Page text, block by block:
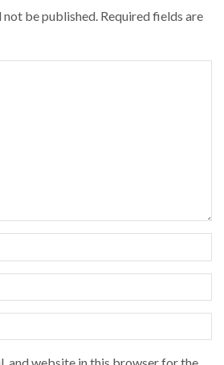
be published. Required fields are